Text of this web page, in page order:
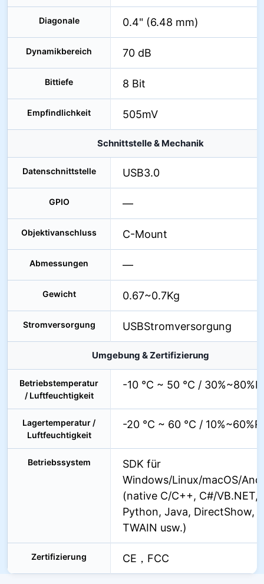
Diagonale 0.4" (6.48 mm)
Dynamikbereich 70 dB
Bittiefe 8 Bit
Empfindlichkeit 505mV
Schnittstelle & Mechanik
Datenschnittstelle USB3.0
GPIO —
Objektivanschluss C-Mount
Abmessungen —
Gewicht 0.67~0.7Kg
Stromversorgung USBStromversorgung
Umgebung & Zertifizierung
Betriebstemperatur
/ Luftfeuchtigkeit
-10 °C ~ 50 °C /
Lagertemperatur /
Luftfeuchtigkeit
-20 °C ~ 60 °C /
Betriebssystem
SDK für
Windows/Linux/macOS/
(native C/C++, C#/VB.NET,
Python, Java, DirectShow,
TWAIN usw.)
Zertifizierung CE，FCC